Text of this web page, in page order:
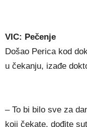
VIC: Pečenje
Došao Perica kod
u čekanju, izađe
– To bi bilo sve za
koji čekate, dođite